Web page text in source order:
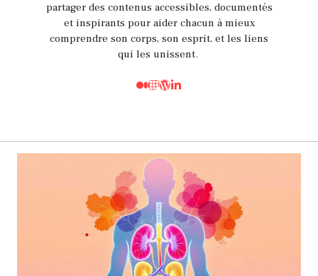
partager des contenus accessibles, documentés
et inspirants pour aider chacun à mieux
comprendre son corps, son esprit, et les liens
qui les unissent.